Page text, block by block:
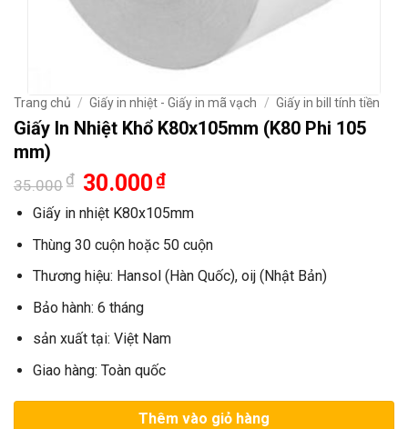
Trang chủ / Giấy in nhiệt - Giấy in mã vạch / Giấy in bill tính tiền
Giấy In Nhiệt Khổ K80x105mm (K80 Phi 105
mm)
35.000 ₫ Giá
gốc
là:
35.000₫.
30.000₫Giá
tại
là:
30.000₫.
Giấy in nhiệt K80x105mm
Thùng 30 cuộn hoặc 50 cuộn
Thương hiệu: Hansol (Hàn Quốc), oij (Nhật Bản)
Bảo hành: 6 tháng
sản xuất tại: Việt Nam
Giao hàng: Toàn quốc
Thêm vào giỏ hàng